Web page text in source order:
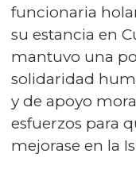
funcionaria
su estancia en
mantuvo una
solidaridad
y de apoyo
esfuerzos para
mejorase en la